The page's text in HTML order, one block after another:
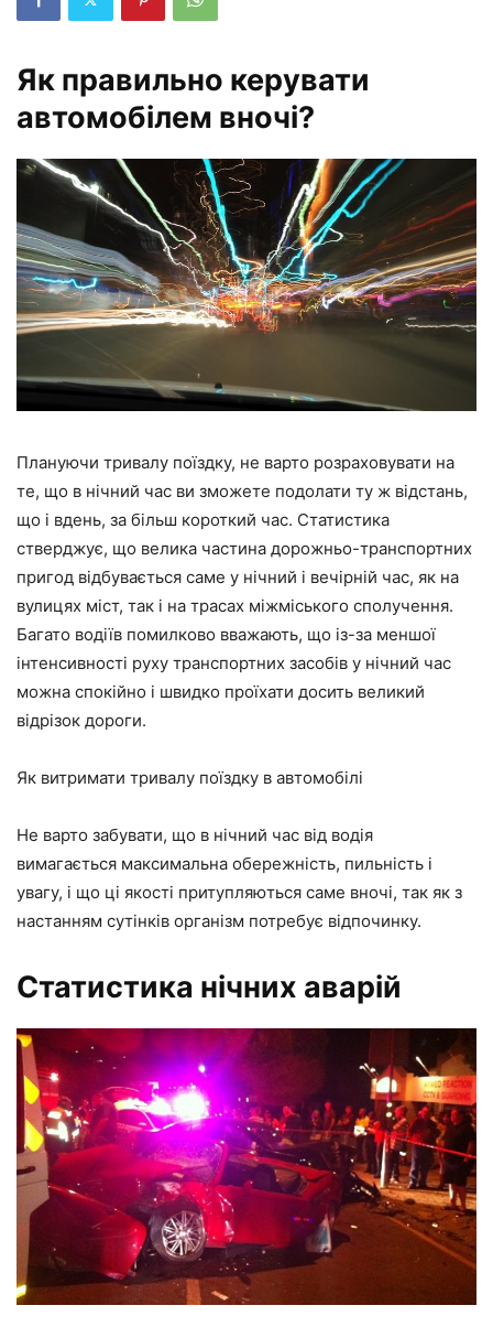
Як правильно керувати
автомобілем вночі?
Плануючи тривалу поїздку, не варто розраховувати на
те, що в нічний час ви зможете подолати ту ж відстань,
що і вдень, за більш короткий час. Статистика
стверджує, що велика частина дорожньо-транспортних
пригод відбувається саме у нічний і вечірній час, як на
вулицях міст, так і на трасах міжміського сполучення.
Багато водіїв помилково вважають, що із-за меншої
інтенсивності руху транспортних засобів у нічний час
можна спокійно і швидко проїхати досить великий
відрізок дороги.
Як витримати тривалу поїздку в автомобілі
Не варто забувати, що в нічний час від водія
вимагається максимальна обережність, пильність і
увагу, і що ці якості притупляються саме вночі, так як з
настанням сутінків організм потребує відпочинку.
Статистика нічних аварій